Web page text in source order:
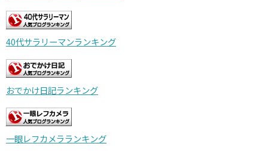
40代サラリーマンランキング
おでかけ日記ランキング
一眼レフカメラランキング